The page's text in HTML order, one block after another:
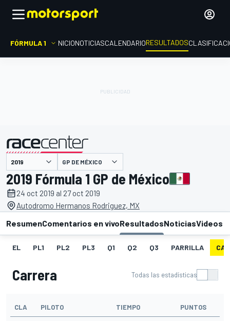
FÓRMULA 1 INICIONOTICIASCALENDARIORESULTADOS
presentado por GP DE MÉXICO
2019 Fórmula 1 GP de México
24 oct 2019 al 27 oct 2019
Autodromo Hermanos Rodriguez, MX
ResumenComentarios en vivoResultadosNoticiasVideos
EL PL1 PL2 PL3 Q1 Q2 Q3 PARRILLA
Carrera Todas las estadísticas
CLA PILOTO TIEMPO PUNTOS